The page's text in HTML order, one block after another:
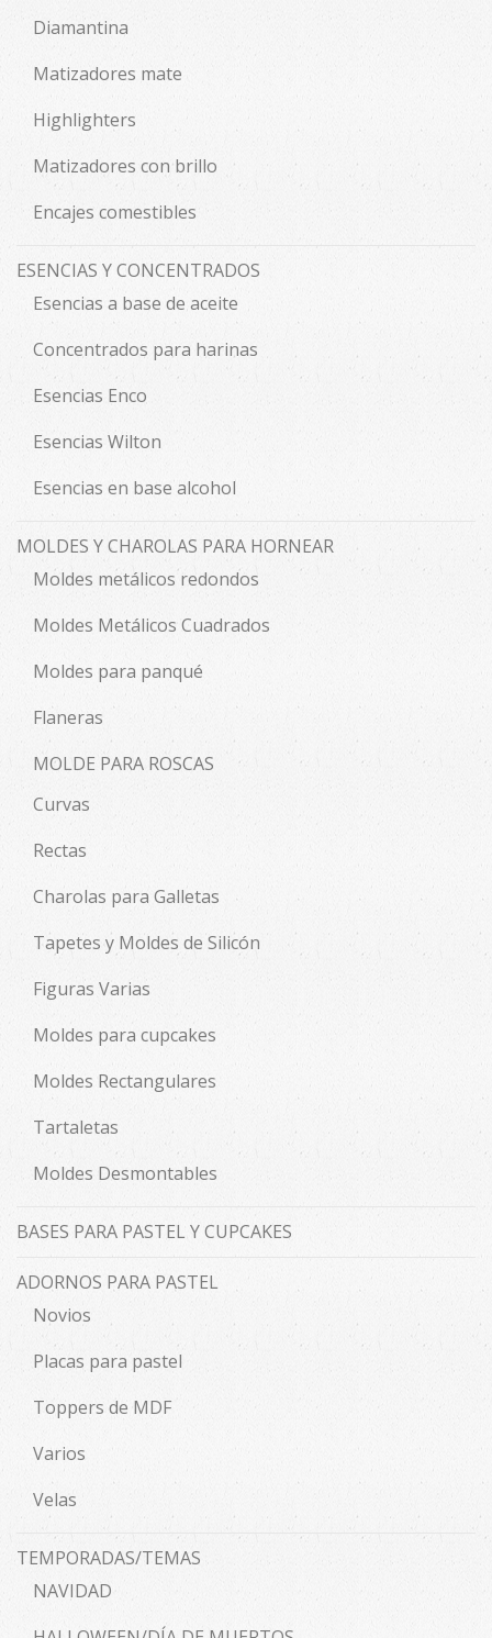
Diamantina
Matizadores mate
Highlighters
Matizadores con brillo
Encajes comestibles
ESENCIAS Y CONCENTRADOS
Esencias a base de aceite
Concentrados para harinas
Esencias Enco
Esencias Wilton
Esencias en base alcohol
MOLDES Y CHAROLAS PARA HORNEAR
Moldes metálicos redondos
Moldes Metálicos Cuadrados
Moldes para panqué
Flaneras
MOLDE PARA ROSCAS
Curvas
Rectas
Charolas para Galletas
Tapetes y Moldes de Silicón
Figuras Varias
Moldes para cupcakes
Moldes Rectangulares
Tartaletas
Moldes Desmontables
BASES PARA PASTEL Y CUPCAKES
ADORNOS PARA PASTEL
Novios
Placas para pastel
Toppers de MDF
Varios
Velas
TEMPORADAS/TEMAS
NAVIDAD